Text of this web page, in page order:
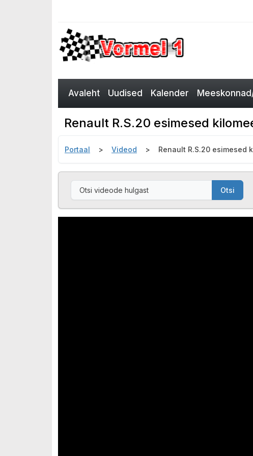
Avaleht Uudised Kalender
Renault R.S.20 esimesed
Portaal Videod Renault R.S.20 esimesed
Otsi